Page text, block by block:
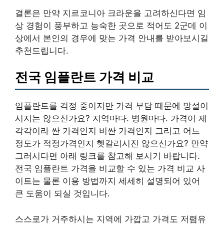
결론은 만약 지르코니아 크라운을 고려하신다면 임
상 경험이 풍부하고 능숙한 곳으로 적어도 2군데 이
상에서 본인의 경우에 맞는 가격 안내를 받아보시길
추천드립니다.
전국 임플란트 가격 비교
임플란트를 걱정 중이지만 가격 부담 때문에 망설이
시지는 않으신가요? 지역마다. 병원마다. 가격이 제
각각이라 싼 가격인지 비싼 가격인지 그리고 어느
정도가 적정가격인지 헷갈리시진 않으신가요? 만약
그러시다면 아래 링크를 참고해 보시기 바랍니다.
전국 임플란트 가격을 비교할 수 있는 가격 비교 사
이트는 물론 이용 방법까지 세세히 설명되어 있어
큰 도움이 되실 것입니다.
스스로가 거주하시는 지역에 가깝고 가격도 저렴유